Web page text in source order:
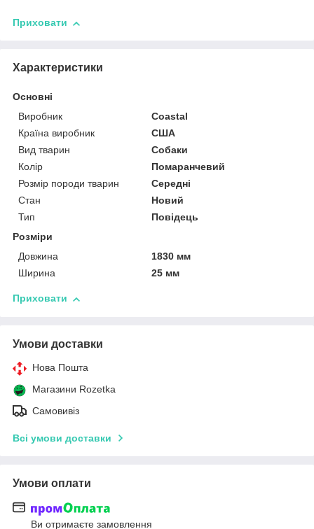
Приховати
Характеристики
Основні
Виробник
Coastal
Країна виробник
США
Вид тварин
Собаки
Колір
Помаранчевий
Розмір породи тварин
Середні
Стан
Новий
Тип
Повідець
Розміри
Довжина
1830 мм
Ширина
25 мм
Приховати
Умови доставки
Нова Пошта
Магазини Rozetka
Самовивіз
Всі умови доставки
Умови оплати
Ви отримаєте замовлення